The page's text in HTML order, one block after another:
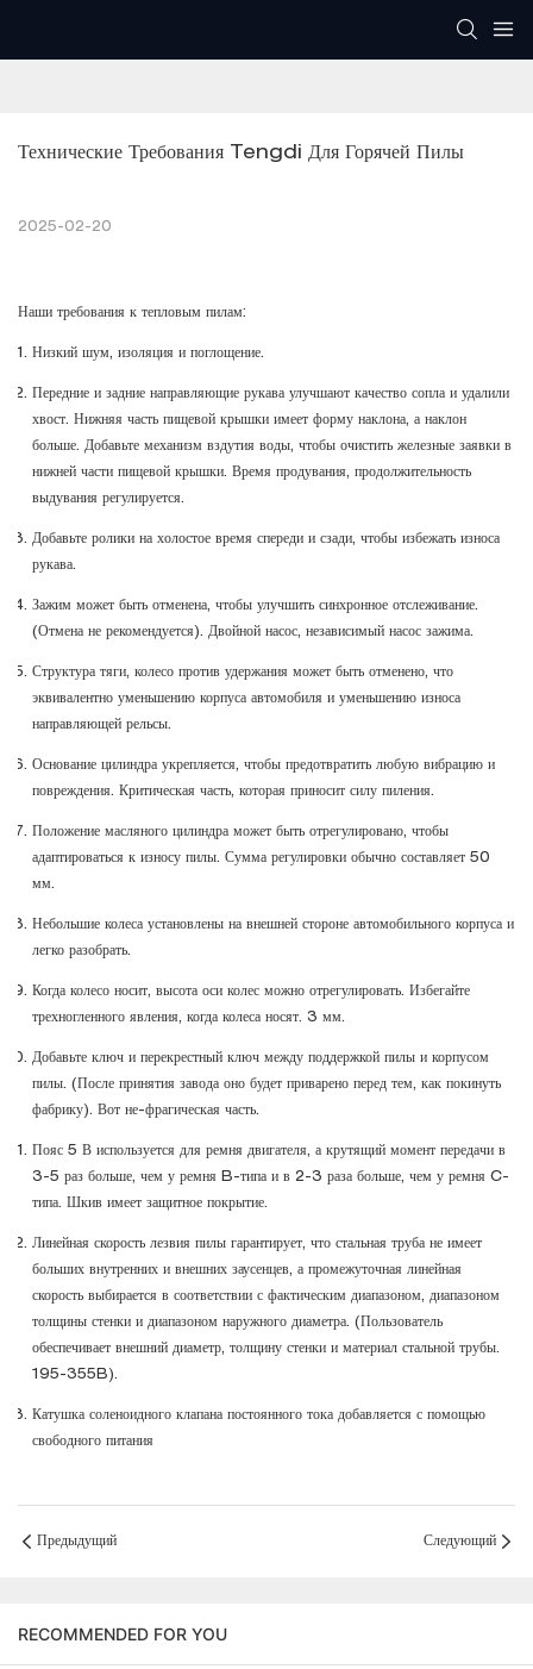
Технические Требования Tengdi Для Горячей Пилы
2025-02-20
Наши требования к тепловым пилам:
Низкий шум, изоляция и поглощение.
Передние и задние направляющие рукава улучшают качество сопла и удалили
хвост. Нижняя часть пищевой крышки имеет форму наклона, а наклон
больше. Добавьте механизм вздутия воды, чтобы очистить железные заявки в
нижней части пищевой крышки. Время продувания, продолжительность
выдувания регулируется.
Добавьте ролики на холостое время спереди и сзади, чтобы избежать износа
рукава.
Зажим может быть отменена, чтобы улучшить синхронное отслеживание.
(Отмена не рекомендуется). Двойной насос, независимый насос зажима.
Структура тяги, колесо против удержания может быть отменено, что
эквивалентно уменьшению корпуса автомобиля и уменьшению износа
направляющей рельсы.
Основание цилиндра укрепляется, чтобы предотвратить любую вибрацию и
повреждения. Критическая часть, которая приносит силу пиления.
Положение масляного цилиндра может быть отрегулировано, чтобы
адаптироваться к износу пилы. Сумма регулировки обычно составляет 50
мм.
Небольшие колеса установлены на внешней стороне автомобильного корпуса и
легко разобрать.
Когда колесо носит, высота оси колес можно отрегулировать. Избегайте
трехногленного явления, когда колеса носят. 3 мм.
Добавьте ключ и перекрестный ключ между поддержкой пилы и корпусом
пилы. (После принятия завода оно будет приварено перед тем, как покинуть
фабрику). Вот не-фрагическая часть.
Пояс 5 В используется для ремня двигателя, а крутящий момент передачи в
3-5 раз больше, чем у ремня B-типа и в 2-3 раза больше, чем у ремня C-
типа. Шкив имеет защитное покрытие.
Линейная скорость лезвия пилы гарантирует, что стальная труба не имеет
больших внутренних и внешних заусенцев, а промежуточная линейная
скорость выбирается в соответствии с фактическим диапазоном, диапазоном
толщины стенки и диапазоном наружного диаметра. (Пользователь
обеспечивает внешний диаметр, толщину стенки и материал стальной трубы.
195-355B).
Катушка соленоидного клапана постоянного тока добавляется с помощью
свободного питания
Предыдущий Следующий
RECOMMENDED FOR YOU